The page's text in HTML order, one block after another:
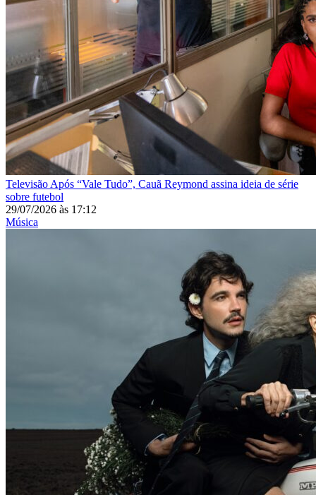
Televisão Após “Vale Tudo”, Cauã Reymond assina ideia de série
sobre futebol
29/07/2026 às 17:12
Música